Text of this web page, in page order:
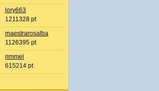
lory663
1211328 pt
maestrarosalba
1126395 pt
rimmel
615214 pt